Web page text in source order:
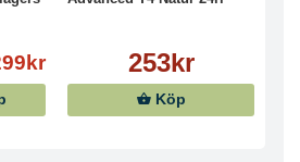
253kr
Köp